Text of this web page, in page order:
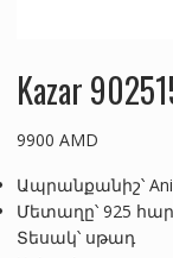
Kazar
9900 AMD
Ապրանքանիշ՝ Ani
Մետաղը՝ 925
Տեսակ՝ սթադ